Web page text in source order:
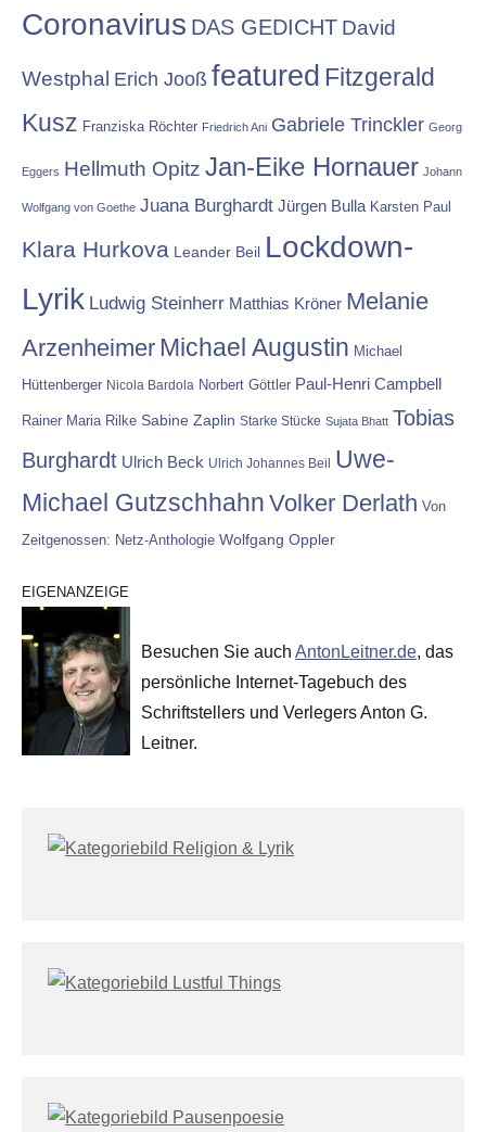
Coronavirus DAS GEDICHT David
Westphal Erich Jooß featured Fitzgerald
Kusz Franziska Röchter Friedrich Ani Gabriele Trinckler Georg
Eggers Hellmuth Opitz Jan-Eike Hornauer Johann
Wolfgang von Goethe Juana Burghardt Jürgen Bulla Karsten Paul
Klara Hurkova Leander Beil Lockdown-
Lyrik Ludwig Steinherr Matthias Kröner Melanie
Arzenheimer Michael Augustin Michael
Hüttenberger Nicola Bardola Norbert Göttler Paul-Henri Campbell
Rainer Maria Rilke Sabine Zaplin Starke Stücke Sujata Bhatt Tobias
Burghardt Ulrich Beck Ulrich Johannes Beil
Uwe-
Michael Gutzschhahn Volker Derlath Von
Zeitgenossen: Netz-Anthologie Wolfgang Oppler
EIGENANZEIGE
Besuchen Sie auch AntonLeitner.de, das
persönliche Internet-Tagebuch des
Schriftstellers und Verlegers Anton G.
Leitner.